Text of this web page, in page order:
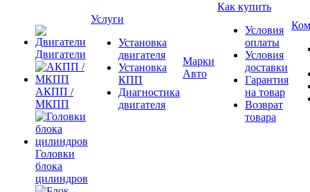
Двигатели
АКПП /
МКПП
Головки
блока
цилиндров
Услуги
Установка
двигателя
Установка
КПП
Диагностика
двигателя
Марки
Авто
Как купить
Условия
оплаты
Условия
доставки
Гарантия
на товар
Возврат
товара